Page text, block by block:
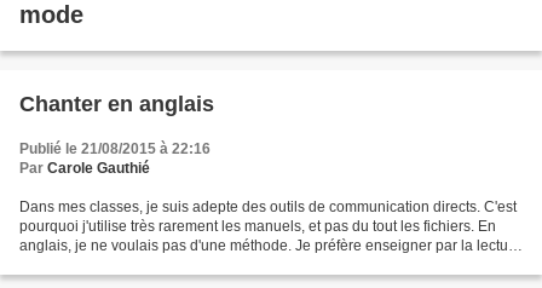
mode
Chanter en anglais
Publié le 21/08/2015 à 22:16
Par Carole Gauthié
Dans mes classes, je suis adepte des outils de communication directs. C'est
pourquoi j'utilise très rarement les manuels, et pas du tout les fichiers. En
anglais, je ne voulais pas d'une méthode. Je préfère enseigner par la lecture